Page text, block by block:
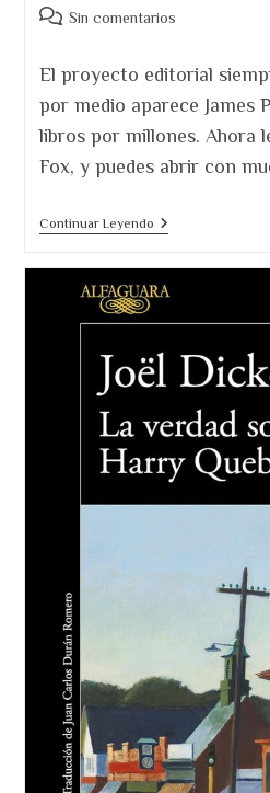
entrada:
Comentarios
entrada:
Sin comentarios
El proyecto editorial
por medio aparece James
libros por millones. Ahora
Fox, y puedes abrir con
Continuar LeyendoNunca
De